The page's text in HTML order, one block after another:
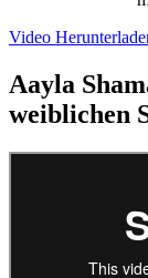
Video
Aayla
weiblichen